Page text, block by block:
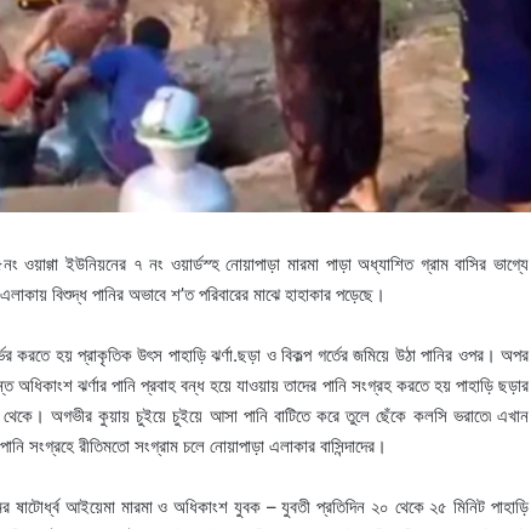
ওয়াগ্গা ইউনিয়নের ৭ নং ওয়ার্ডস্হ নোয়াপাড়া মারমা পাড়া অধ্যাশিত গ্রাম বাসির ভাগ্যে
বিশুদ্ধ পানির অভাবে শ’ত পরিবারের মাঝে হাহাকার পড়েছে।
করতে হয় প্রাকৃতিক উৎস পাহাড়ি ঝর্ণা.ছড়া ও বিকল্প গর্তের জমিয়ে উঠা পানির ওপর। অপর
ঝর্ণার পানি প্রবাহ বন্ধ হয়ে যাওয়ায় তাদের পানি সংগ্রহ করতে হয় পাহাড়ি ছড়ার
থেকে। অগভীর কুয়ায় চুইয়ে চুইয়ে আসা পানি বাটিতে করে তুলে ছেঁকে কলসি ভরাতে৷ এখান
সংগ্রহে রীতিমতো সংগ্রাম চলে নোয়াপাড়া এলাকার বাসিন্দাদের।
ষাটোর্ধ্ব আইয়েমা মারমা ও অধিকাংশ যুবক – যুবতী প্রতিদিন ২০ থেকে ২৫ মিনিট পাহাড়ি